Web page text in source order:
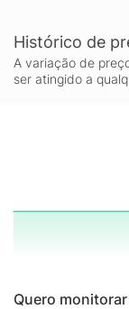
Histórico de
A variação de
ser atingido a
Quero